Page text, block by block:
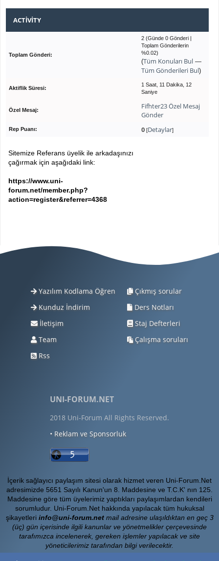
ACTIVITY
Toplam Gönderi:
2 (Günde 0 Gönderi |
Toplam Gönderilerin
%0.02)
(Tüm Konuları Bul —
Tüm Gönderileri Bul)
Aktiflik Süresi:
1 Saat, 11 Dakika, 12
Saniye
Özel Mesaj:
Fifhter23 Özel Mesaj
Gönder
Rep Puanı: 0 [Detaylar]
Sitemize Referans üyelik ile arkadaşınızı
çağırmak için aşağıdaki link:
https://www.uni-
forum.net/member.php?
action=register&referrer=4368
Yazılım Kodlama Öğren
Kunduz İndirim
İletişim
Team
Rss
Çıkmış sorular
Ders Notları
Staj Defterleri
Çalışma soruları
UNI-FORUM.NET
2018 Uni-Forum All Rights Reserved.
• Reklam ve Sponsorluk
İçerik sağlayıcı paylaşım sitesi olarak hizmet veren Uni-Forum.Net
adresimizde 5651 Sayılı Kanun'un 8. Maddesine ve T.C.K' nın 125.
Maddesine göre tüm üyelerimiz yaptıkları paylaşımlardan kendileri
sorumludur. Uni-Forum.Net hakkında yapılacak tüm hukuksal
şikayetleri info@uni-forum.netmail adresine ulaşıldıktan en geç 3
(üç) gün içerisinde ilgili kanunlar ve yönetmelikler çerçevesinde
tarafımızca incelenerek, gereken işlemler yapılacak ve site
yöneticilerimiz tarafından bilgi verilecektir.